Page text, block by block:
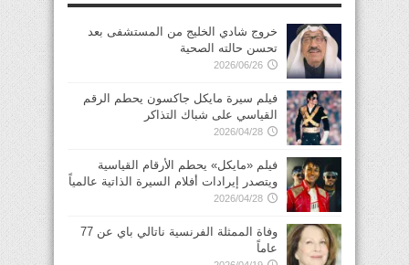
خروج شادي الخليج من المستشفى بعد
تحسن حالته الصحية
2026/06/26
فيلم سيرة مايكل جاكسون يحطم الرقم
القياسي على شباك التذاكر
2026/04/28
فيلم «مايكل» يحطم الأرقام القياسية
ويتصدر إيرادات أفلام السيرة الذاتية عالمياً
2026/04/28
وفاة الممثلة الفرنسية ناتالي باي عن 77
عاماً